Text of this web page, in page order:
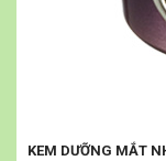
KEM DƯỠNG MẮT